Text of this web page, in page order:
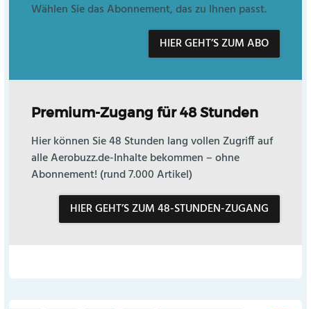
Wählen Sie das Abonnement, das zu Ihnen passt.
HIER GEHT’S ZUM ABO
Premium-Zugang für 48 Stunden
Hier können Sie 48 Stunden lang vollen Zugriff auf
alle Aerobuzz.de-Inhalte bekommen – ohne
Abonnement! (rund 7.000 Artikel)
HIER GEHT’S ZUM 48-STUNDEN-ZUGANG